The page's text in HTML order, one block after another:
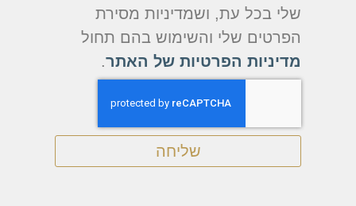
שלי בכל עת, ושמדיניות מסירת
הפרטים שלי והשימוש בהם תחול
מדיניות הפרטיות של האתר.
שליחה